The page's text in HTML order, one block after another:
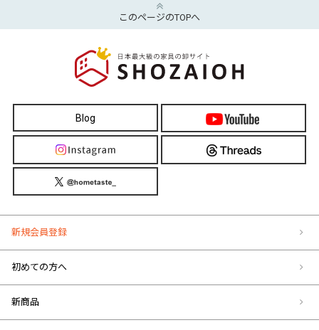
このページのTOPへ
Blog
新規会員登録
初めての方へ
新商品